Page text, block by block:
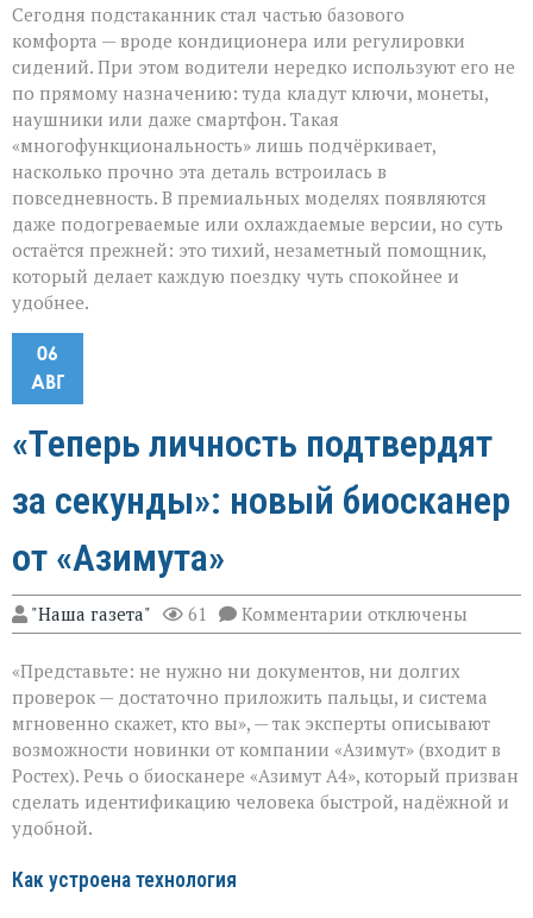
Сегодня подстаканник стал частью базового
комфорта — вроде кондиционера или регулировки
сидений. При этом водители нередко используют его не
по прямому назначению: туда кладут ключи, монеты,
наушники или даже смартфон. Такая
«многофункциональность» лишь подчёркивает,
насколько прочно эта деталь встроилась в
повседневность. В премиальных моделях появляются
даже подогреваемые или охлаждаемые версии, но суть
остаётся прежней: это тихий, незаметный помощник,
который делает каждую поездку чуть спокойнее и
удобнее.
06
АВГ
«Теперь личность подтвердят
за секунды»: новый биосканер
от «Азимута»
"Наша газета" 61 Комментарии к
записи
личность
подтвердят
за
секунды»:
новый
биосканер
от
«Азимута»
отключены
«Представьте: не нужно ни документов, ни долгих
проверок — достаточно приложить пальцы, и система
мгновенно скажет, кто вы», — так эксперты описывают
возможности новинки от компании «Азимут» (входит в
Ростех). Речь о биосканере «Азимут А4», который призван
сделать идентификацию человека быстрой, надёжной и
удобной.
Как устроена технология